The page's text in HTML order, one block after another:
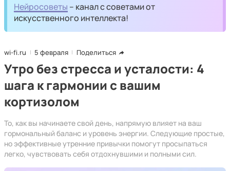
Нейросоветы – канал с советами от
искусственного интеллекта!
wi-fi.ru 5 февраля Поделиться
Утро без стресса и усталости: 4
шага к гармонии с вашим
кортизолом
То, как вы начинаете свой день, напрямую влияет на ваш
гормональный баланс и уровень энергии. Следующие простые,
но эффективные утренние привычки помогут просыпаться
легко, чувствовать себя отдохнувшими и полными сил.